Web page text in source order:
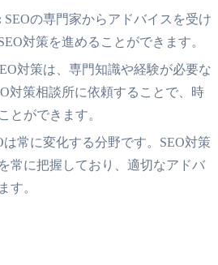
SEOの専門家からアドバイスを受け
対策を進めることができます。
対策は、専門知識や経験が必要な
対策相談所に依頼することで、時
とができます。
は常に変化する分野です。SEO対策
常に把握しており、適切なアドバ
す。